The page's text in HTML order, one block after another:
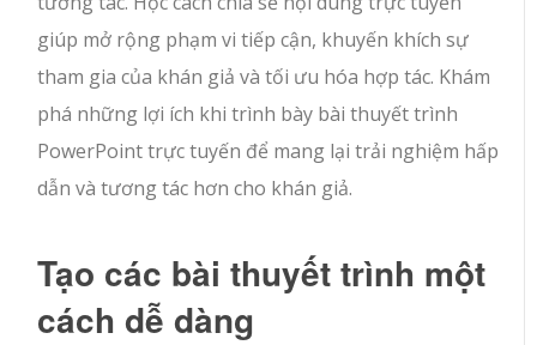
giúp mở rộng phạm vi tiếp cận, khuyến khích sự
tham gia của khán giả và tối ưu hóa hợp tác. Khám
phá những lợi ích khi trình bày bài thuyết trình
PowerPoint trực tuyến để mang lại trải nghiệm hấp
dẫn và tương tác hơn cho khán giả.
Tạo các bài thuyết trình một
cách dễ dàng